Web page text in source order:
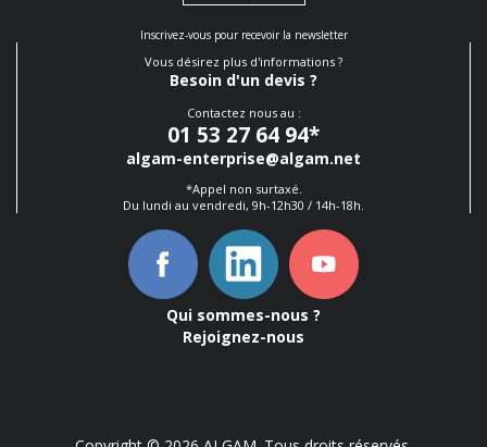
Inscrivez-vous pour recevoir la newsletter
Vous désirez plus d'informations ?
Besoin d'un devis ?
Contactez nous au :
01 53 27 64 94*
algam-enterprise@algam.net
*Appel non surtaxé.
Du lundi au vendredi, 9h-12h30 / 14h-18h.
Qui sommes-nous ?
Rejoignez-nous